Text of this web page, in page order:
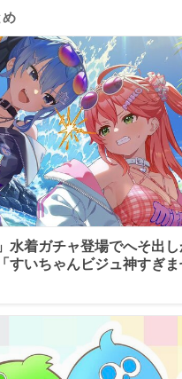
め
水着ガチャ登場でへそ出
すいちゃんビジュ神すぎま